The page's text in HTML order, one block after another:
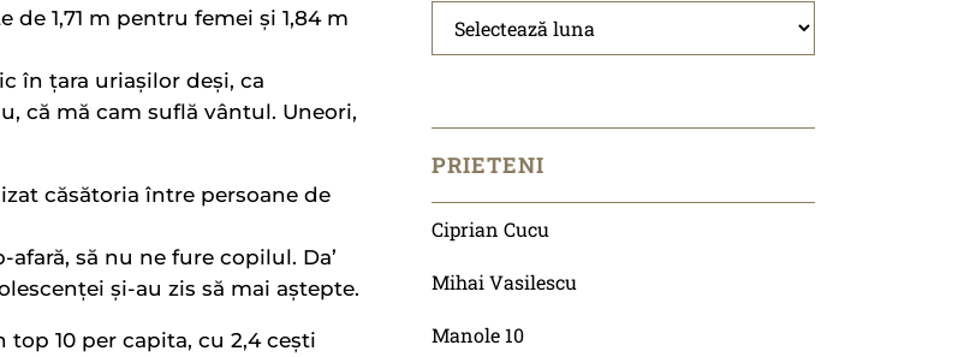
1,71 m pentru femei și 1,84 m
în țara uriașilor deși, ca
că mă cam suflă vântul. Uneori,
căsătoria între persoane de
să nu ne fure copilul. Da’
și-au zis să mai aștepte.
10 per capita, cu 2,4 cești
PRIETENI
Ciprian Cucu
Mihai Vasilescu
Manole 10